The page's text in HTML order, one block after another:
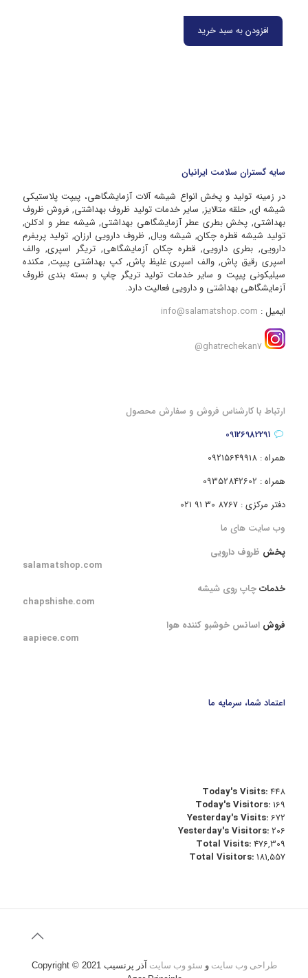
افزودن به سبد خرید
سایه گستران سلامت ایرانیان
در زمینه تولید و پخش انواع شیشه آلات آزمایشگاهی، پیپت پلاستیکی
شیشه ای, حلقه متالایز, سایر خدمات تولید ظروف بهداشتی, فروش ظروف
بهداشتی, پخش بطری عطر آزمایشگاهی بهداشتی, شیشه عطر و ادکلن,
تولید شیشه قطره چکان, شیشه ویال, ظروف دارویی ارزان, تولید پریفرم
دارویی, بطری دارویی, قطره چکان آزمایشگاهی, تریگر اسپری, والف
اسپری رقیق پاش, والف اسپری غلیظ پاش, کپ بهداشتی پیپت, مکنده
سیلیکونی پیپت و سایر خدمات تولید تریگر چاپ و بسته بندی ظروف
آزمایشگاهی بهداشتی و دارویی فعالیت دارد.
ایمیل : info@salamatshop.com
ghatrechekan7@
ارتباط با کارشناس فروش و سفارش محصول
09126982291
همراه : 09215649918
همراه : 09352842602
دفتر مرکزی : 8767 30 91 021
وب سایت های ما
پخش ظروف دارویی
salamatshop.com
خدماتچاپ روی شیشه
chapshishe.com
فروش اسانس خوشبو کننده هوا
aapiece.com
اعتماد شما، سرمایه ما
Today's Visits:448
Today's Visitors:169
Yesterday's Visits:672
Yesterday's Visitors:206
Total Visits:476,309
Total Visitors:181,557
طراحی وب سایت و سئو وب سایت آذر پرنسیب Copyright © 2021